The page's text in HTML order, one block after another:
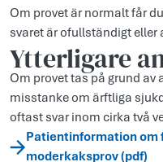
Om provet är normalt får
svaret är ofullständigt eller
Ytterligare
Om provet tas på grund av
misstanke om ärftliga
oftast svar inom cirka två
Patientinformation
moderkaksprov (pdf)